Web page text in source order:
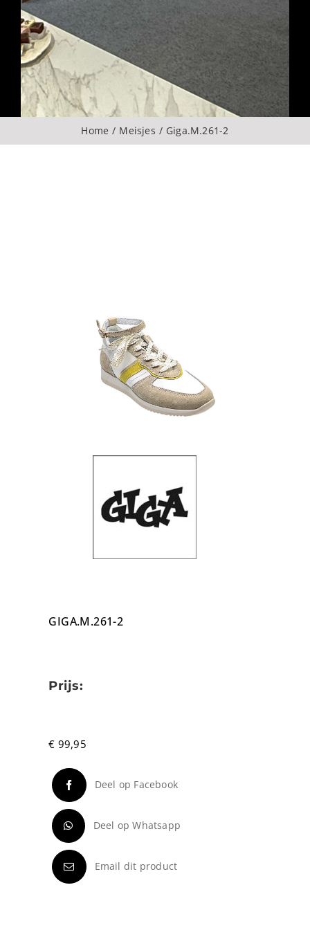
Over ons
CONTACT
Home Meisjes Giga.M.261-2
GIGA.M.261-2
Prijs:
€ 99,95
Deel op Facebook
Deel op Whatsapp
Email dit product